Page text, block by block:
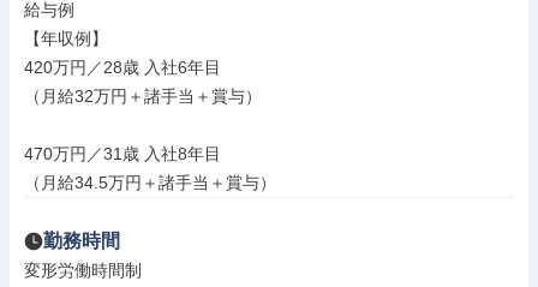
給与例
【年収例】
420万円／28歳 入社6年目
（月給32万円＋諸手当＋賞与）
470万円／31歳 入社8年目
（月給34.5万円＋諸手当＋賞与）
勤務時間
変形労働時間制